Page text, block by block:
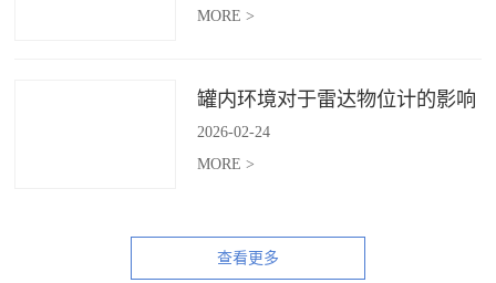
MORE >
罐内环境对于雷达物位计的影响
2026-02-24
MORE >
查看更多